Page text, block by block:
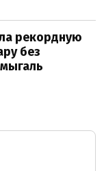
рекордную
без